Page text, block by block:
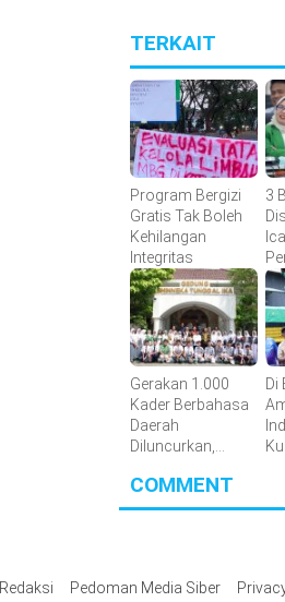
TERKAIT
Program Bergizi
Gratis Tak Boleh
Kehilangan
Integritas
3
Gerakan 1.000
Kader Berbahasa
Daerah
Diluncurkan,
Edukasi Pangan
Aman
Di
COMMENT
Redaksi Pedoman Media Siber